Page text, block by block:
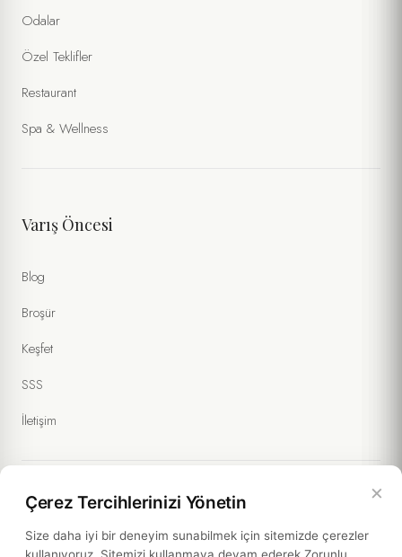
Odalar
Özel Teklifler
Restaurant
Spa & Wellness
Varış Öncesi
Blog
Broşür
Keşfet
SSS
İletişim
Yasal Bilgiler
×
Çerez Tercihlerinizi Yönetin
Size daha iyi bir deneyim sunabilmek için sitemizde çerezler